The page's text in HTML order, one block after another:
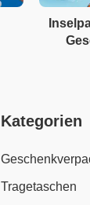
Kategorien
Tragetaschen